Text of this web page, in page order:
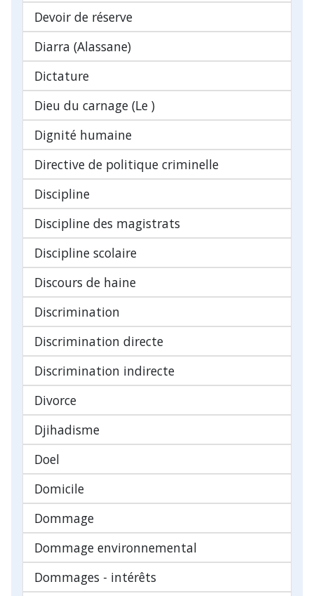
Devoir de réserve
Diarra (Alassane)
Dictature
Dieu du carnage (Le )
Dignité humaine
Directive de politique criminelle
Discipline
Discipline des magistrats
Discipline scolaire
Discours de haine
Discrimination
Discrimination directe
Discrimination indirecte
Divorce
Djihadisme
Doel
Domicile
Dommage
Dommage environnemental
Dommages - intérêts